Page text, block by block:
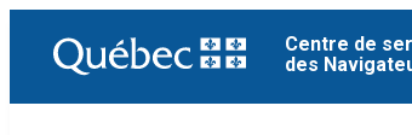
contenu
Centre de
des